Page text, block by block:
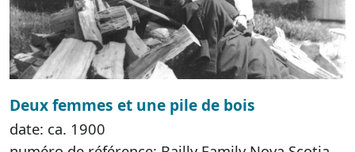
Deux femmes et une pile de bois
date: ca. 1900